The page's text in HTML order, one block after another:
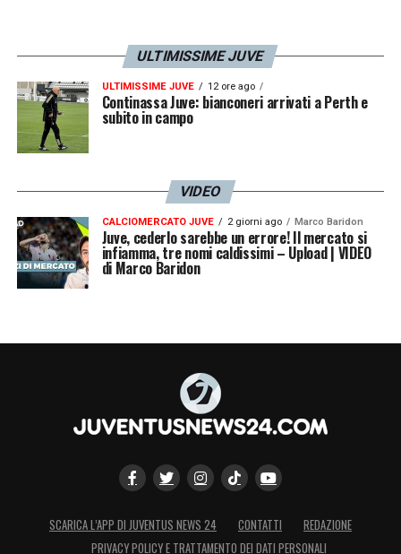
ULTIMISSIME JUVE
ULTIMISSIME JUVE 12 ore ago
Continassa Juve: bianconeri arrivati a Perth e
subito in campo
VIDEO
CALCIOMERCATO JUVE 2 giorni ago Marco Baridon
Juve, cederlo sarebbe un errore! Il mercato si
infiamma, tre nomi caldissimi – Upload | VIDEO
di Marco Baridon
SCARICA L’APP DI JUVENTUS NEWS 24 CONTATTI
REDAZIONE
PRIVACY POLICY E TRATTAMENTO DEI DATI PERSONALI